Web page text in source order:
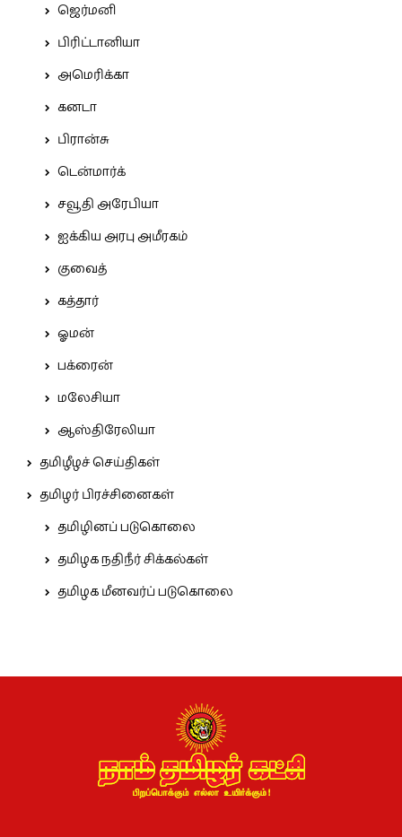
ஜெர்மனி
பிரிட்டானியா
அமெரிக்கா
கனடா
பிரான்சு
டென்மார்க்
சவூதி அரேபியா
ஐக்கிய அரபு அமீரகம்
குவைத்
கத்தார்
ஓமன்
பக்ரைன்
மலேசியா
ஆஸ்திரேலியா
தமிழீழச் செய்திகள்
தமிழர் பிரச்சினைகள்
தமிழினப் படுகொலை
தமிழக நதிநீர் சிக்கல்கள்
தமிழக மீனவர்ப் படுகொலை